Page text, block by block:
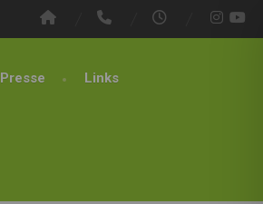
Presse Links